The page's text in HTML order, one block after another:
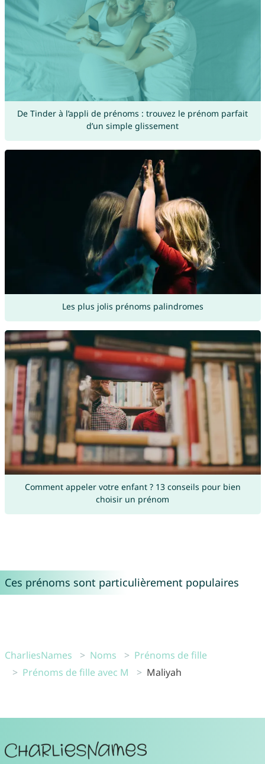
De Tinder à l’appli de prénoms : trouvez le prénom parfait
d’un simple glissement
Les plus jolis prénoms palindromes
Comment appeler votre enfant ? 13 conseils pour bien
choisir un prénom
Ces prénoms sont particulièrement populaires
CharliesNames Noms
Prénoms de fille
Prénoms de fille avec M
Maliyah